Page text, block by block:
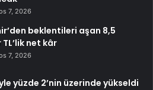
7, 2026
beklentileri aşan 8,5
net kâr
7, 2026
yüzde 2’nin üzerinde yükseldi